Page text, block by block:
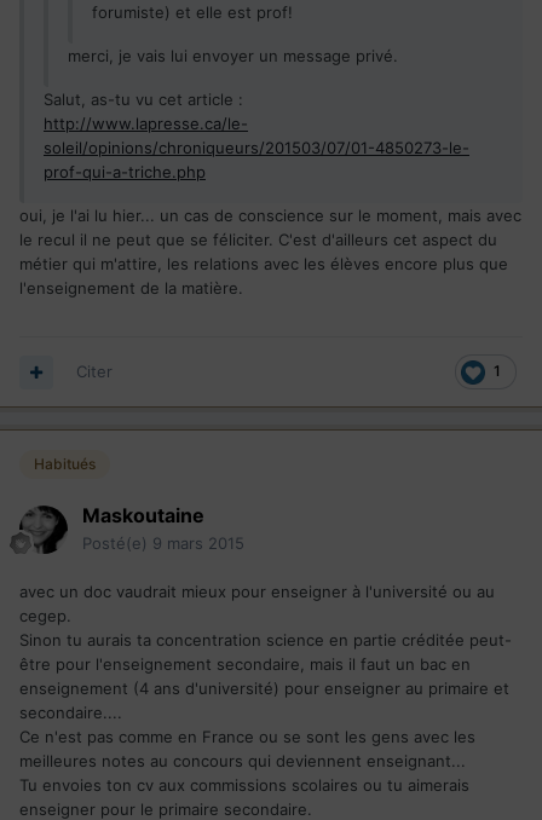
forumiste) et elle est prof!
merci, je vais lui envoyer un message privé.
Salut, as-tu vu cet article :
http://www.lapresse.ca/le-
soleil/opinions/chroniqueurs/201503/07/01-4850273-le-
prof-qui-a-triche.php
oui, je l'ai lu hier... un cas de conscience sur le moment, mais avec
le recul il ne peut que se féliciter. C'est d'ailleurs cet aspect du
métier qui m'attire, les relations avec les élèves encore plus que
l'enseignement de la matière.
1
Citer
Habitués
Maskoutaine
Posté(e) 9 mars 2015
avec un doc vaudrait mieux pour enseigner à l'université ou au
cegep.
Sinon tu aurais ta concentration science en partie créditée peut-
être pour l'enseignement secondaire, mais il faut un bac en
enseignement (4 ans d'université) pour enseigner au primaire et
secondaire....
Ce n'est pas comme en France ou se sont les gens avec les
meilleures notes au concours qui deviennent enseignant...
Tu envoies ton cv aux commissions scolaires ou tu aimerais
enseigner pour le primaire secondaire.